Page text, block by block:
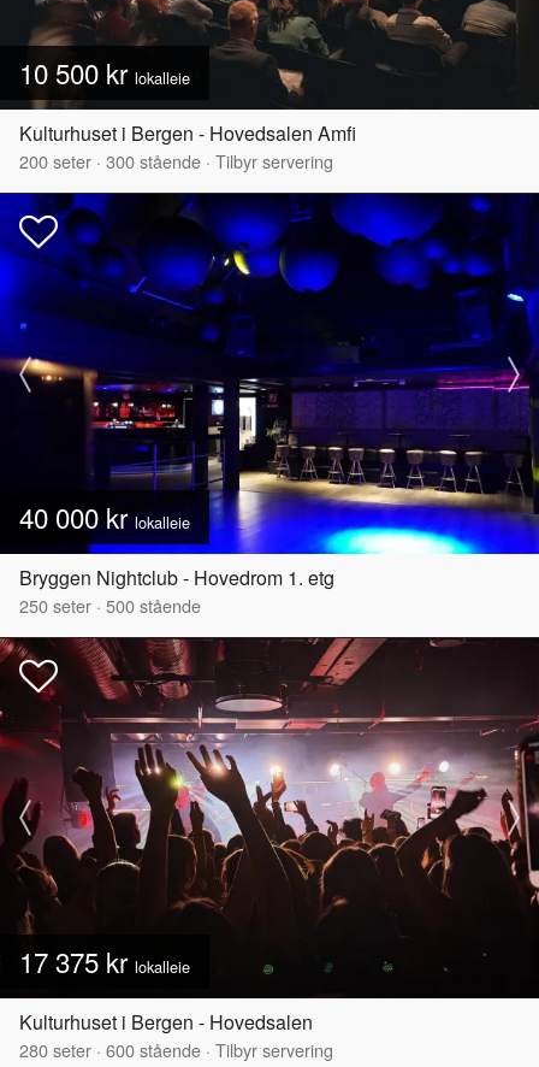
10 500 kr lokalleie
Kulturhuset i Bergen - Hovedsalen Amfi
200seter · 300stående · Tilbyr servering
40 000 krlokalleie
Bryggen Nightclub - Hovedrom 1. etg
250seter · 500stående
17 375 kr lokalleie
Kulturhuset i Bergen - Hovedsalen
280seter · 600stående · Tilbyr servering